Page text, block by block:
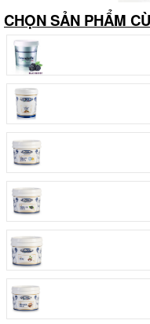
CHỌN SẢN PHẨM